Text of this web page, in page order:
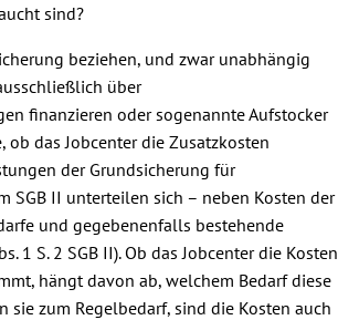
sind?
beziehen, und zwar unabhängig
über
finanzieren oder sogenannte Aufstocker
ob das Jobcenter die Zusatzkosten
der Grundsicherung für
SGB II unterteilen sich – neben Kosten der
und gegebenenfalls bestehende
1 S. 2 SGB II). Ob das Jobcenter die Kosten
hängt davon ab, welchem Bedarf diese
sie zum Regelbedarf, sind die Kosten auch